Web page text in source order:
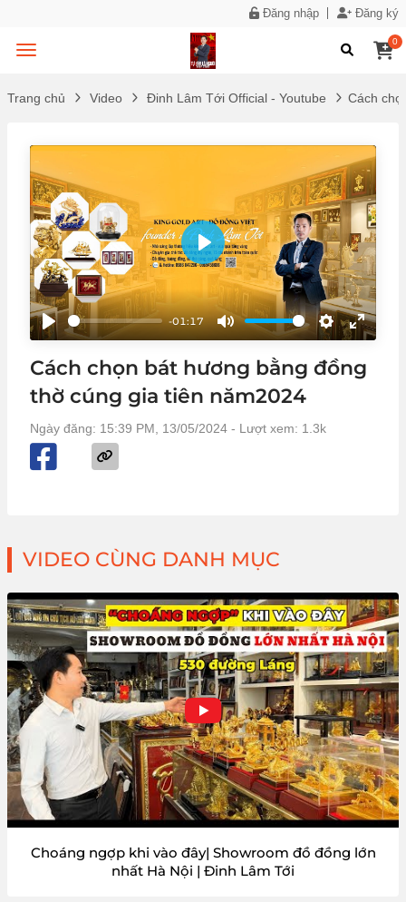
Đăng nhập Đăng ký
0
Trang chủ Video Đinh Lâm Tới Official - Youtube Cách
Play
-01:17
Mute Settings
Enter
Play
Cách chọn bát hương bằng đồng
thờ cúng gia tiên năm2024
Ngày đăng: 15:39 PM, 13/05/2024 - Lượt xem: 1.3k
VIDEO CÙNG DANH MỤC
Choáng ngợp khi vào đây| Showroom đồ đồng lớn
nhất Hà Nội | Đinh Lâm Tới